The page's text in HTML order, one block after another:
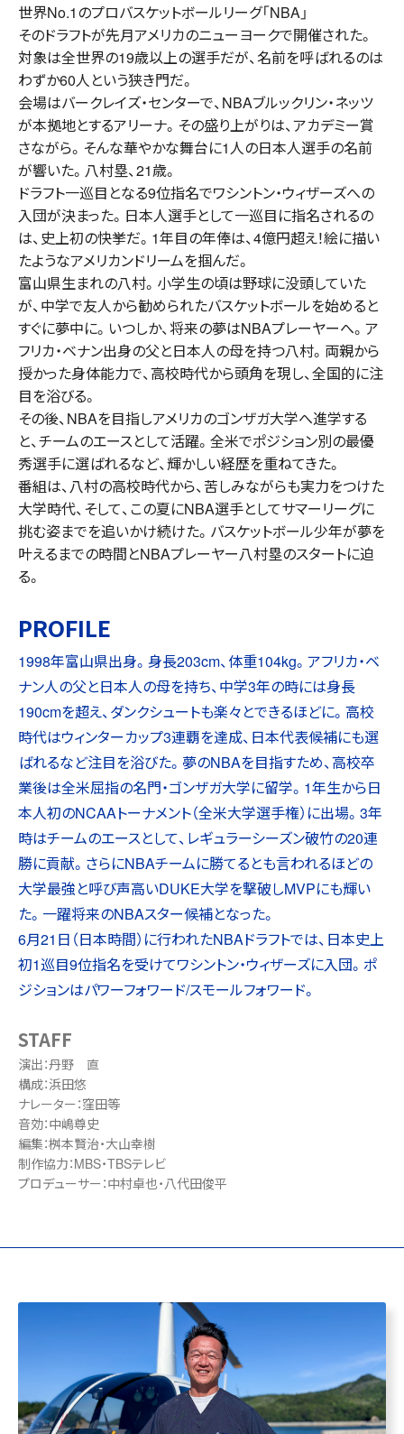
世界No.1のプロバスケットボールリーグ「NBA」
そのドラフトが先月アメリカのニューヨークで開催された。
対象は全世界の19歳以上の選手だが、名前を呼ばれるのは
わずか60人という狭き門だ。
会場はバークレイズ・センターで、NBAブルックリン・ネッツ
が本拠地とするアリーナ。その盛り上がりは、アカデミー賞
さながら。そんな華やかな舞台に1人の日本人選手の名前
が響いた。八村塁、21歳。
ドラフト一巡目となる9位指名でワシントン・ウィザーズへの
入団が決まった。日本人選手として一巡目に指名されるの
は、史上初の快挙だ。1年目の年俸は、4億円超え！絵に描い
たようなアメリカンドリームを掴んだ。
富山県生まれの八村。小学生の頃は野球に没頭していた
が、中学で友人から勧められたバスケットボールを始めると
すぐに夢中に。いつしか、将来の夢はNBAプレーヤーへ。ア
フリカ・ベナン出身の父と日本人の母を持つ八村。両親から
授かった身体能力で、高校時代から頭角を現し、全国的に注
目を浴びる。
その後、NBAを目指しアメリカのゴンザガ大学へ進学する
と、チームのエースとして活躍。全米でポジション別の最優
秀選手に選ばれるなど、輝かしい経歴を重ねてきた。
番組は、八村の高校時代から、苦しみながらも実力をつけた
大学時代、そして、この夏にNBA選手としてサマーリーグに
挑む姿までを追いかけ続けた。バスケットボール少年が夢を
叶えるまでの時間とNBAプレーヤー八村塁のスタートに迫
る。
PROFILE
1998年富山県出身。身長203cm、体重104kg。アフリカ・ベ
ナン人の父と日本人の母を持ち、中学3年の時には身長
190cmを超え、ダンクシュートも楽々とできるほどに。高校
時代はウィンターカップ3連覇を達成、日本代表候補にも選
ばれるなど注目を浴びた。夢のNBAを目指すため、高校卒
業後は全米屈指の名門・ゴンザガ大学に留学。1年生から日
本人初のNCAAトーナメント（全米大学選手権）に出場。3年
時はチームのエースとして、レギュラーシーズン破竹の20連
勝に貢献。さらにNBAチームに勝てるとも言われるほどの
大学最強と呼び声高いDUKE大学を撃破しMVPにも輝い
た。一躍将来のNBAスター候補となった。
6月21日（日本時間）に行われたNBAドラフトでは、日本史上
初1巡目9位指名を受けてワシントン・ウィザーズに入団。ポ
ジションはパワーフォワード/スモールフォワード。
STAFF
演出：丹野 直
構成：浜田悠
ナレーター：窪田等
音効：中嶋尊史
編集：桝本賢治・大山幸樹
制作協力：MBS・TBSテレビ
プロデューサー：中村卓也・八代田俊平